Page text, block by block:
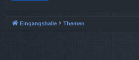
Eingangshalle Themen